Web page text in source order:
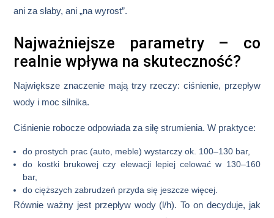
ani za słaby, ani „na wyrost”.
Najważniejsze parametry – co
realnie wpływa na skuteczność?
Największe znaczenie mają trzy rzeczy: ciśnienie, przepływ
wody i moc silnika.
Ciśnienie robocze odpowiada za siłę strumienia. W praktyce:
do prostych prac (auto, meble) wystarczy ok. 100–130 bar,
do kostki brukowej czy elewacji lepiej celować w 130–160
bar,
do cięższych zabrudzeń przyda się jeszcze więcej.
Równie ważny jest przepływ wody(l/h). To on decyduje, jak